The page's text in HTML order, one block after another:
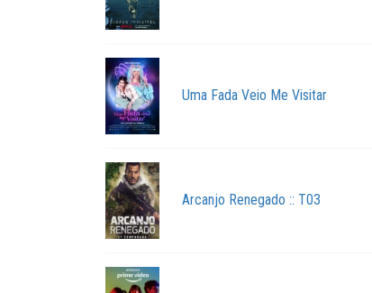
Uma Fada Veio Me Visitar
Arcanjo Renegado :: T03